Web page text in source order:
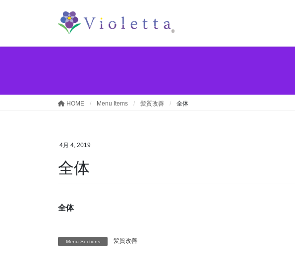
HOME Menu Items 髪質改善 全体
4月 4, 2019
全体
全体
Menu Sections 髪質改善